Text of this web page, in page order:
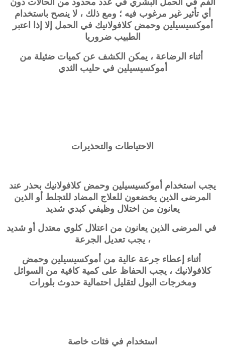
أي تأثير غير مرغوب فيه ؛ ومع ذلك ، لا ينصح باستخدام
أموكسيسيلين وحمض كلافولانيك في الحمل إلا إذا اعتبر
الطبيب ضروريا
أثناء الرضاعة ، يمكن الكشف عن كميات ضئيلة من
أموكسيسيلين في حليب الثدي
الاحتياطات والتحذيرات
يجب استخدام أموكسيسيلين وحمض كلافولانيك بحذر عند
المرضى الذين يخضعون للعلاج المضاد للتجلط أو الذين
يعانون من اختلال وظيفي كبدي شديد
في المرضى الذين يعانون من اعتلال كلوي معتدل أو شديد
، يجب تعديل الجرعة
أثناء إعطاء جرعة عالية من أموكسيسيلين وحمض
كلافولانيك ، يجب الحفاظ على كمية كافية من السوائل
ومخرجات البول لتقليل احتمالية حدوث بلورات
استخدام في فئات خاصة